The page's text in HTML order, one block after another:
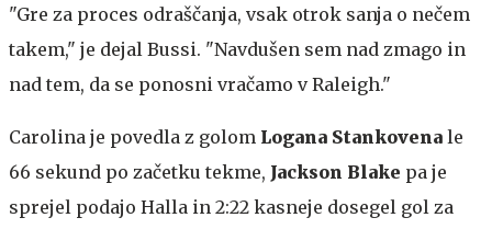
"Gre za proces odraščanja, vsak otrok sanja o nečem
takem," je dejal Bussi. "Navdušen sem nad zmago in
nad tem, da se ponosni vračamo v Raleigh."
Carolina je povedla z golom Logana Stankovena le
66 sekund po začetku tekme, Jackson Blake pa je
sprejel podajo Halla in 2:22 kasneje dosegel gol za